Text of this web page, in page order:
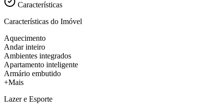
Características
Características do Imóvel
Aquecimento
Andar inteiro
Ambientes integrados
Apartamento inteligente
Armário embutido
+Mais
Lazer e Esporte